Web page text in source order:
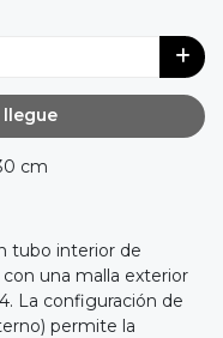
cm
tubo interior de
una malla exterior
La configuración de
permite la